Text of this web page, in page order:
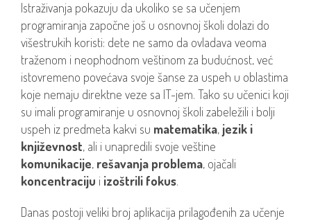
Istraživanja pokazuju da ukoliko se sa učenjem
programiranja započne još u osnovnoj školi dolazi do
višestrukih koristi: dete ne samo da ovladava veoma
traženom i neophodnom veštinom za budućnost, već
istovremeno povećava svoje šanse za uspeh u oblastima
koje nemaju direktne veze sa IT-jem. Tako su učenici koji
su imali programiranje u osnovnoj školi zabeležili i bolji
uspeh iz predmeta kakvi su matematika, jezik i
književnost, ali i unapredili svoje veštine
komunikacije, rešavanja problema, ojačali
koncentraciju i izoštrili fokus.
Danas postoji veliki broj aplikacija prilagođenih za učenje